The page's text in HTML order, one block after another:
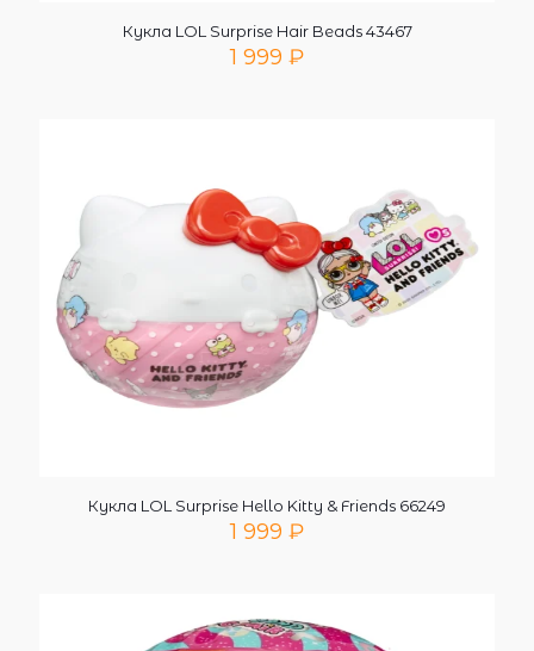
Кукла LOL Surprise Hair Beads 43467
1 999 ₽
Кукла LOL Surprise Hello Kitty & Friends 66249
1 999 ₽